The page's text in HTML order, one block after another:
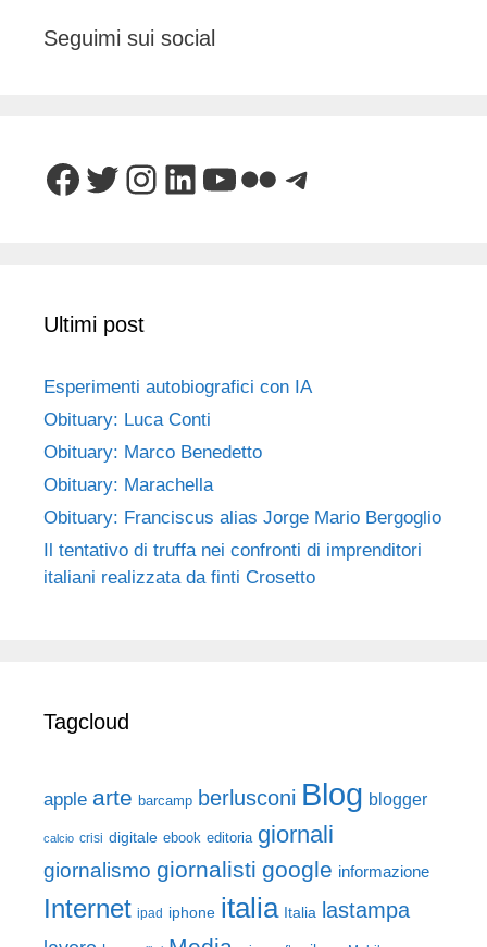
Seguimi sui social
Facebook
Twitter
Instagram
LinkedIn
YouTube
FlickrTelegram
Ultimi post
Esperimenti autobiografici con IA
Obituary: Luca Conti
Obituary: Marco Benedetto
Obituary: Marachella
Obituary: Franciscus alias Jorge Mario Bergoglio
Il tentativo di truffa nei confronti di imprenditori
italiani realizzata da finti Crosetto
Tagcloud
apple arte barcamp berlusconi Blog blogger
calcio crisi digitale ebook editoria giornali
giornalismo giornalisti google informazione
Internet ipad iphone italia Italia lastampa